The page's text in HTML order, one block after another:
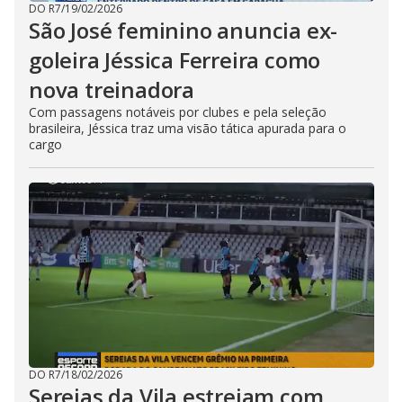
DO R7/19/02/2026
São José feminino anuncia ex-
goleira Jéssica Ferreira como
nova treinadora
Com passagens notáveis por clubes e pela seleção
brasileira, Jéssica traz uma visão tática apurada para o
cargo
DO R7/18/02/2026